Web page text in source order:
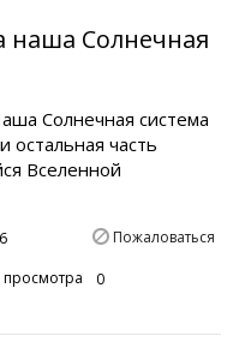
наша Солнечная
Солнечная система
часть
Вселенной
Пожаловаться
просмотра 0